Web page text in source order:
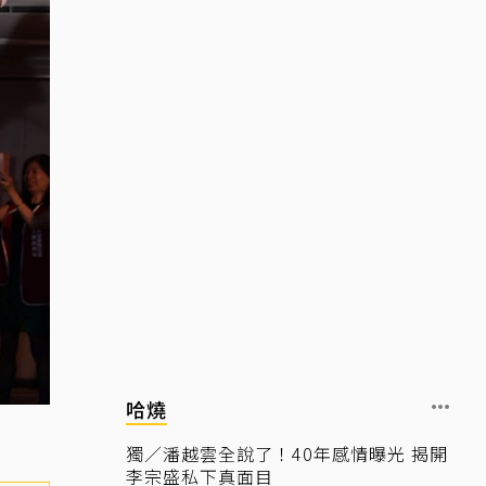
哈燒
獨／潘越雲全說了！40年感情曝光 揭開
李宗盛私下真面目